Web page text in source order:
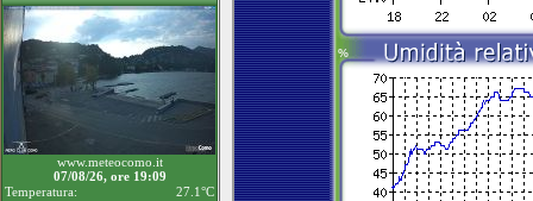
www.meteocomo.it
07/08/26, ore 19:09
Temperatura:
27.1°C